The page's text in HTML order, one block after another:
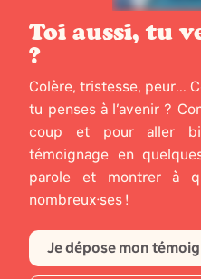
Toi aussi, tu
?
Colère, tristesse, peur...
tu penses à l’avenir ?
coup et pour aller
témoignage en
parole et montrer à
nombreux·ses !
Je dépose mon